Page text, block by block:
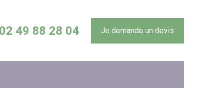
02 49 88 28 04 Je demande un devis